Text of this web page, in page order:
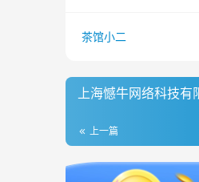
茶馆小二
上海憾牛网络科技有
上一篇